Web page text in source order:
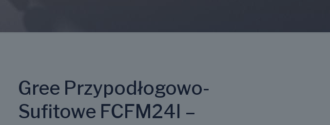
Gree Przypodłogowo-
Sufitowe FCFM24I –